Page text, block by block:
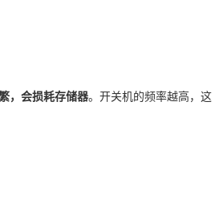
，会损耗存储器。开关机的频率越高，这